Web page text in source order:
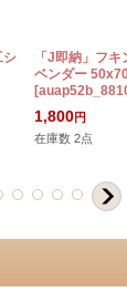
シ
「J即納」フ
ベンダー
[
1,800円
在庫数 2点